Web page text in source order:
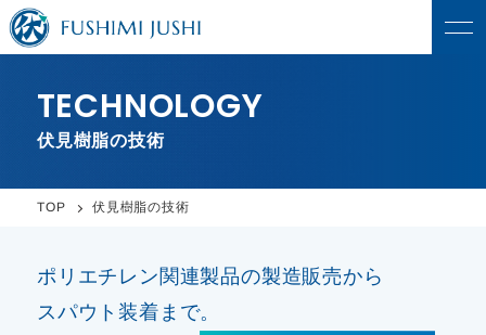
TECHNOLOGY
伏見樹脂の技術
TOP 伏見樹脂の技術
ポリエチレン関連製品の製造販売から
スパウト装着まで。